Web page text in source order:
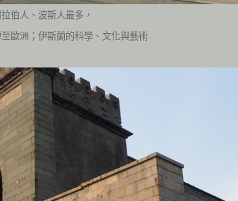
伯人、波斯人最多，
歐洲；伊斯蘭的科學、文化與藝術